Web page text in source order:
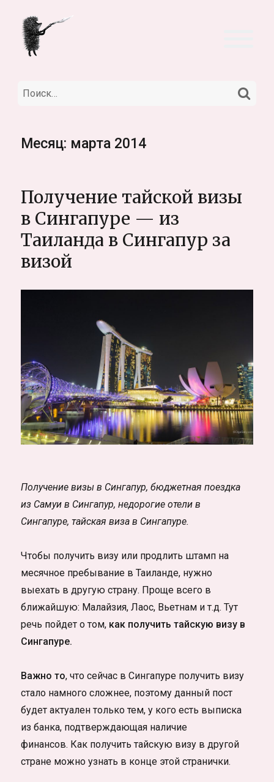
Искать:
Месяц: марта 2014
Получение тайской визы
в Сингапуре — из
Таиланда в Сингапур за
визой
Получение визы в Сингапур,бюджетная поездка
из Самуи в Сингапур,недорогие отели в
Сингапуре,тайская виза в Сингапуре.
Чтобы получить визу или продлить штамп на
месячное пребывание в Таиланде, нужно
выехать в другую страну. Проще всего в
ближайшую: Малайзия, Лаос, Вьетнам и т.д. Тут
речь пойдет о том, как получить тайскую визу в
Сингапуре.
Важно то, что сейчас в Сингапуре получить визу
стало намного сложнее, поэтому данный пост
будет актуален только тем, у кого есть выписка
из банка, подтверждающая наличие
финансов. Как получить тайскую визу в другой
стране можно узнать в конце этой странички.